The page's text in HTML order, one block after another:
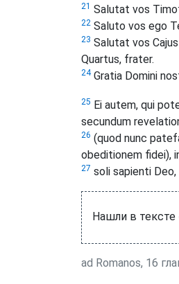
21 Salutat vos
22 Saluto vos ego
23 Salutat vos
Quartus, frater.
24Gratia Domini
25 Ei autem, qui
secundum
26 (quod nunc
obeditionem fidei),
27 soli sapienti
Нашли в тексте
ad Romanos, 16